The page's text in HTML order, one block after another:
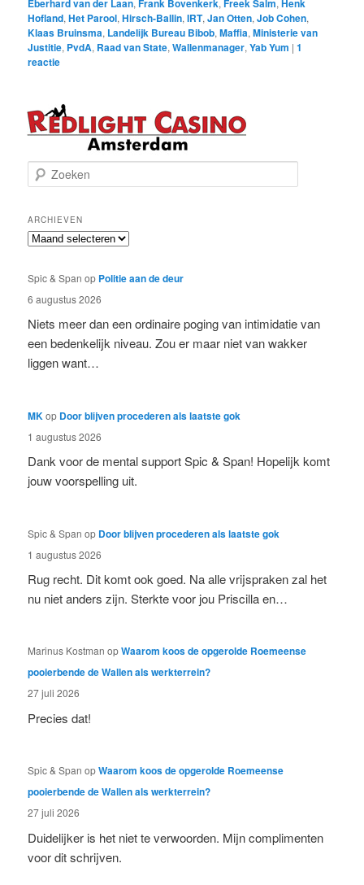
Eberhard van der Laan, Frank Bovenkerk, Freek Salm, Henk
Hofland,Het Parool,Hirsch-Ballin,IRT,Jan Otten,Job Cohen,
Klaas Bruinsma, Landelijk Bureau Bibob,Maffia,Ministerie van
Justitie, PvdA, Raad van State,Wallenmanager,Yab Yum |1
reactie
o
k
e
n
ARCHIEVEN
Archieven
Spic & Span op Politie aan de deur
6 augustus 2026
Niets meer dan een ordinaire poging van intimidatie van
een bedenkelijk niveau. Zou er maar niet van wakker
liggen want…
MKop Door blijven procederen als laatste gok
1 augustus 2026
Dank voor de mental support Spic & Span! Hopelijk komt
jouw voorspelling uit.
Spic & Span op Door blijven procederen als laatste gok
1 augustus 2026
Rug recht. Dit komt ook goed. Na alle vrijspraken zal het
nu niet anders zijn. Sterkte voor jou Priscilla en…
Marinus Kostman opWaarom koos de opgerolde Roemeense
pooierbende de Wallen als werkterrein?
27 juli 2026
Precies dat!
Spic & Span opWaarom koos de opgerolde Roemeense
pooierbende de Wallen als werkterrein?
27 juli 2026
Duidelijker is het niet te verwoorden. Mijn complimenten
voor dit schrijven.